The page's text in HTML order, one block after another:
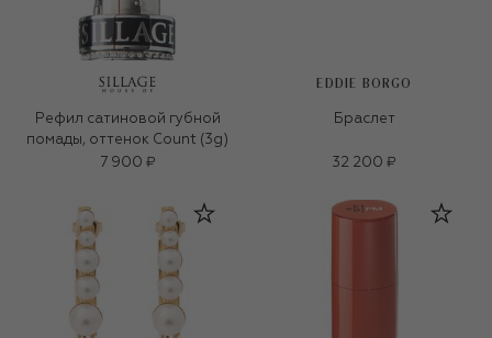
Рефил сатиновой губной
помады, оттенок Count (3g)
7 900 ₽
EDDIE BORGO
Браслет
32 200 ₽